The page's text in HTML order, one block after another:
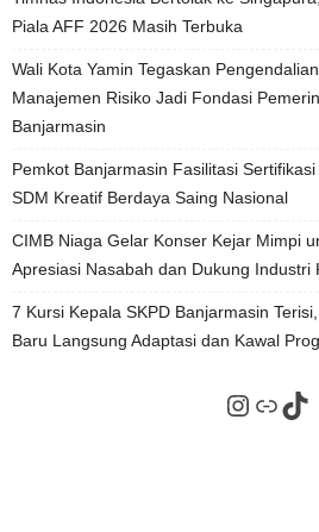
Piala AFF 2026 Masih Terbuka
Wali Kota Yamin Tegaskan
Manajemen Risiko Jadi Fondasi
Banjarmasin
Pemkot Banjarmasin Fasilitasi
SDM Kreatif Berdaya Saing Nasional
CIMB Niaga Gelar Konser Kejar Mimpi
Apresiasi Nasabah dan Dukung Industri
7 Kursi Kepala SKPD Banjarmasin
Baru Langsung Adaptasi dan Kawal
Tautan